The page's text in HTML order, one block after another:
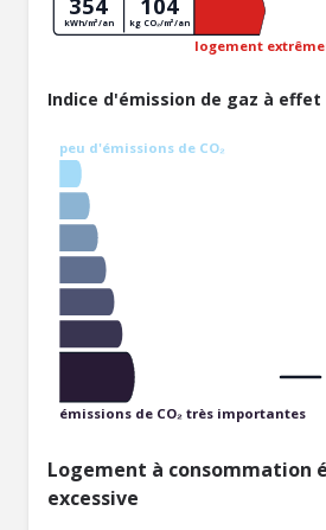
logement
354
kWh/m²/an
104
kg CO₂/m²/an
Indice d'émission de gaz à effet
peu d'émissions de CO₂
émissions de CO₂ très importantes
Logement à consommation
excessive